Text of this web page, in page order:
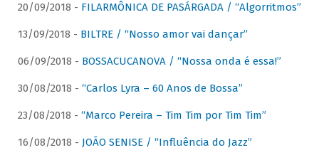
20/09/2018 - FILARMÔNICA DE PASÁRGADA / “Algorritmos”
13/09/2018 - BILTRE / “Nosso amor vai dançar”
06/09/2018 - BOSSACUCANOVA / “Nossa onda é essa!”
30/08/2018 - “Carlos Lyra – 60 Anos de Bossa”
23/08/2018 - “Marco Pereira – Tim Tim por Tim Tim”
16/08/2018 - JOÃO SENISE / “Influência do Jazz”